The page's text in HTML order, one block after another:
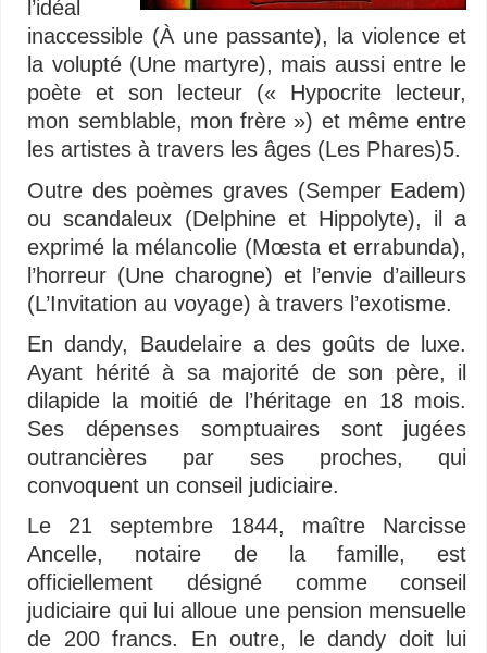
l’idéal
inaccessible (À une passante), la violence et
la volupté (Une martyre), mais aussi entre le
poète et son lecteur (« Hypocrite lecteur,
mon semblable, mon frère ») et même entre
les artistes à travers les âges (Les Phares)5.
Outre des poèmes graves (Semper Eadem)
ou scandaleux (Delphine et Hippolyte), il a
exprimé la mélancolie (Mœsta et errabunda),
l’horreur (Une charogne) et l’envie d’ailleurs
(L’Invitation au voyage) à travers l’exotisme.
En dandy, Baudelaire a des goûts de luxe.
Ayant hérité à sa majorité de son père, il
dilapide la moitié de l’héritage en 18 mois.
Ses dépenses somptuaires sont jugées
outrancières par ses proches, qui
convoquent un conseil judiciaire.
Le 21 septembre 1844, maître Narcisse
Ancelle, notaire de la famille, est
officiellement désigné comme conseil
judiciaire qui lui alloue une pension mensuelle
de 200 francs. En outre, le dandy doit lui